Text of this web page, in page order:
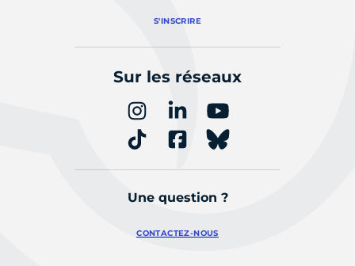
S'INSCRIRE
Sur les réseaux
Une question ?
CONTACTEZ-NOUS